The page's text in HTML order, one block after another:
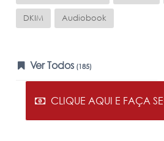
DKIM Audiobook
Ver Todos (185)
CLIQUE AQUI E FAÇA